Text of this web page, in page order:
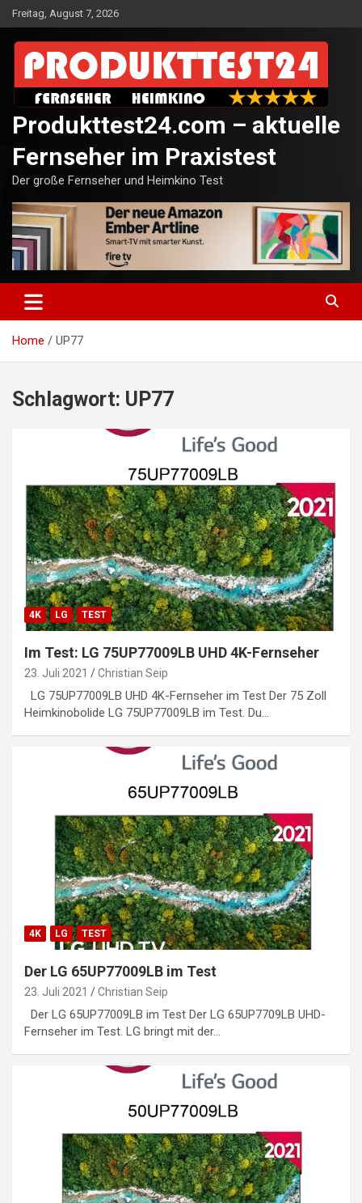
Skip
to
content
Freitag, August 7, 2026
Produkttest24.com – aktuelle
Fernseher im Praxistest
Der große Fernseher und Heimkino Test
Home UP77
Schlagwort: UP77
4K LG TEST
Im Test: LG 75UP77009LB UHD 4K-Fernseher
23. Juli 2021 Christian Seip
LG 75UP77009LB UHD 4K-Fernseher im Test Der 75 Zoll
Heimkinobolide LG 75UP77009LB im Test. Du…
4K LG TEST
Der LG 65UP77009LB im Test
23. Juli 2021 Christian Seip
Der LG 65UP77009LB im Test Der LG 65UP7709LB UHD-
Fernseher im Test. LG bringt mit der…